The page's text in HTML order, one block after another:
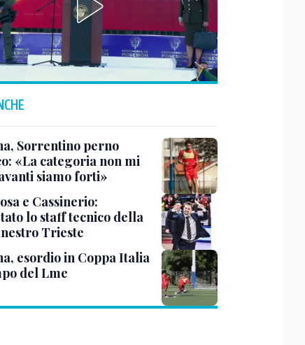
Sorrentino perno
«La categoria non mi
siamo forti»
e Cassinerio:
lo staff tecnico della
Trieste
esordio in Coppa Italia
del Lme